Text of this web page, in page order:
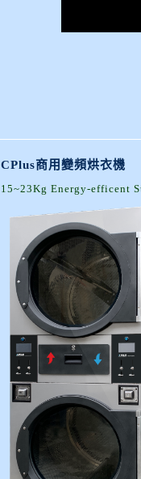
CPlus商用變頻烘衣機
15~23Kg Energy-efficent